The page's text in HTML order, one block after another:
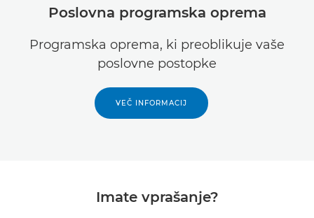
Poslovna programska oprema
Programska oprema, ki preoblikuje vaše
poslovne postopke
VEČ INFORMACIJ
Imate vprašanje?